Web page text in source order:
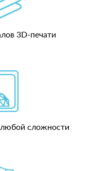
3D-печати
сложности